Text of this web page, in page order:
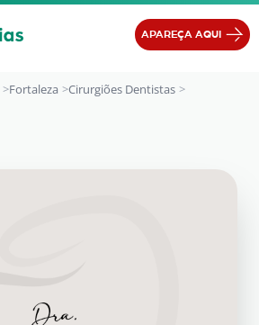
APAREÇA AQUI
Fortaleza
Cirurgiões Dentistas